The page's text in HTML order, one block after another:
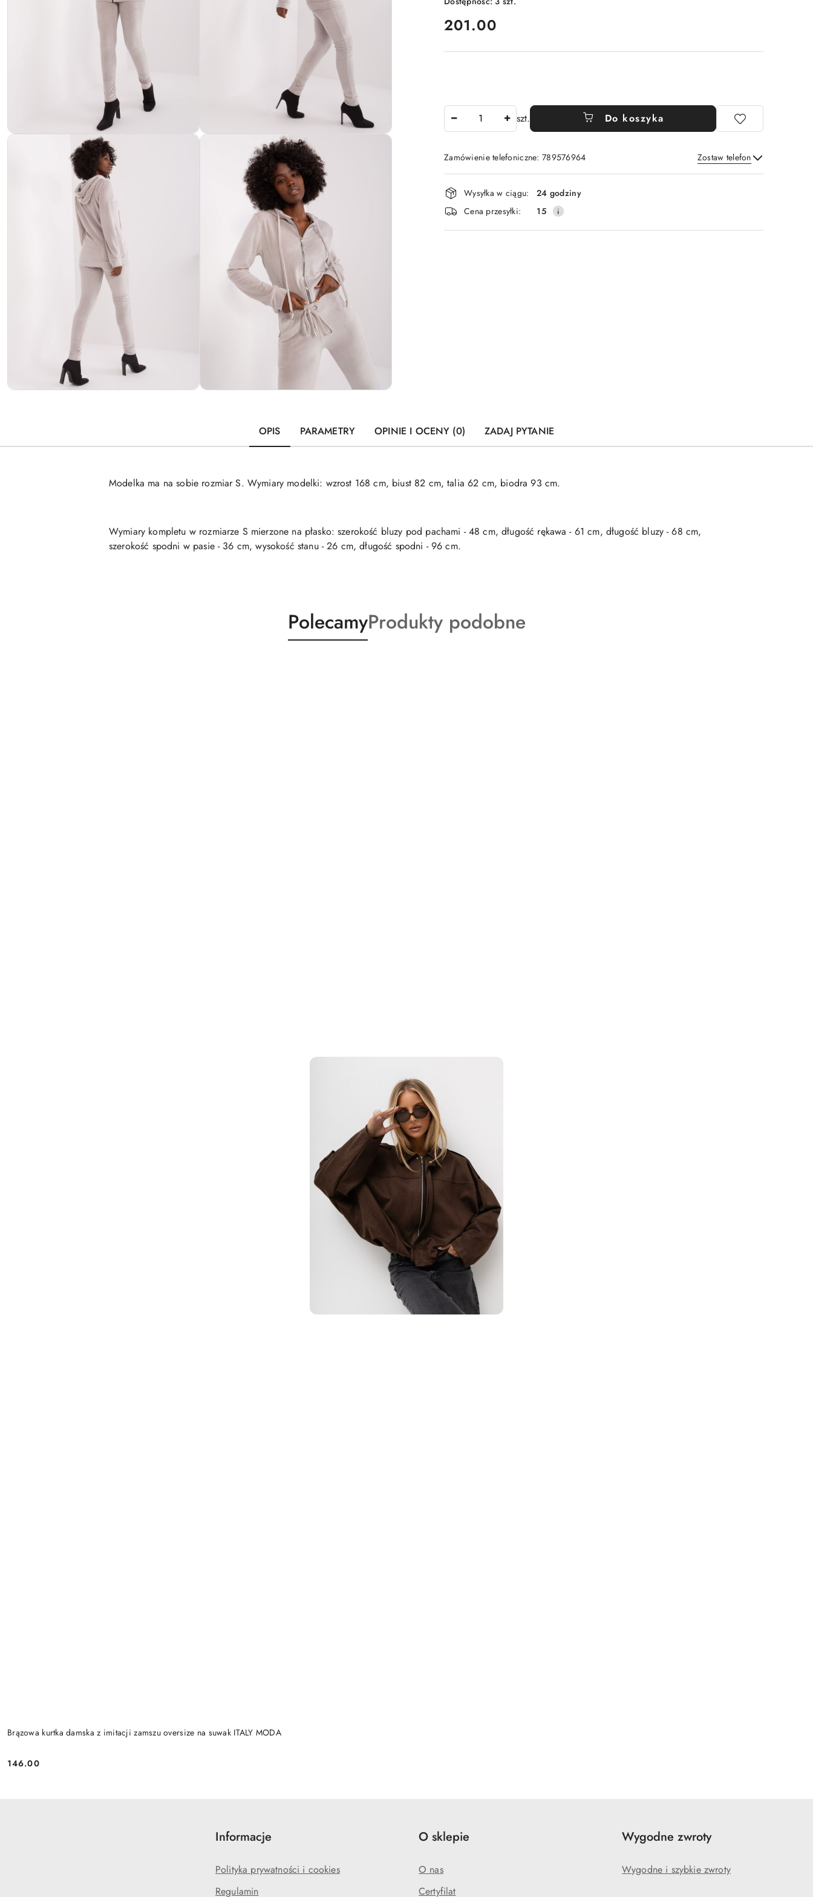
cena:
201.00
szt. Do koszyka
Zamówienie telefoniczne: 789576964 Zostaw telefon
Wyślij
Dostępność
i
dostawa
Wysyłka w ciągu:
24 godziny
Cena przesyłki:
15
OPIS PARAMETRY OPINIE I OCENY (0) ZADAJ PYTANIE
Modelka ma na sobie rozmiar S. Wymiary modelki: wzrost 168 cm, biust 82 cm, talia 62 cm, biodra 93 cm.
Wymiary kompletu w rozmiarze S mierzone na płasko: szerokość bluzy pod pachami - 48 cm, długość rękawa - 61 cm, długość bluzy - 68 cm,
szerokość spodni w pasie - 36 cm, wysokość stanu - 26 cm, długość spodni - 96 cm.
Produkty
o
PolecamyProdukty
o
Produkty podobne
Brązowa kurtka damska z imitacji zamszu oversize na suwak ITALY MODA
Cena:
146.00
Informacje
Polityka prywatności i cookies
Regulamin
O sklepie
O nas
Certyfilat
Wygodne zwroty
Wygodne i szybkie zwroty